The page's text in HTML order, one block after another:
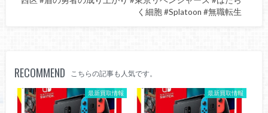
く細胞 #Splatoon #無職転生
RECOMMEND こちらの記事も人気です。
最新買取情報 最新買取情報